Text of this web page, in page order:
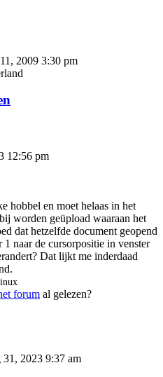
2009 3:30 pm
12:56 pm
hobbel en moet helaas in het
worden geüpload waaraan het
dat hetzelfde document geopend
1 naar de cursorpositie in venster
Dat lijkt me inderdaad
forum al gelezen?
31, 2023 9:37 am